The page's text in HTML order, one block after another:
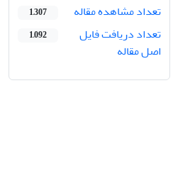
تعداد مشاهده مقاله
1,307
تعداد دریافت فایل
اصل مقاله
1,092